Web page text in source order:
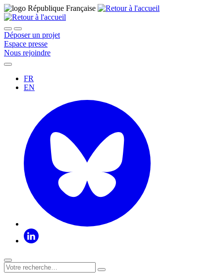
Déposer un projet
Espace presse
Nous rejoindre
FR
EN